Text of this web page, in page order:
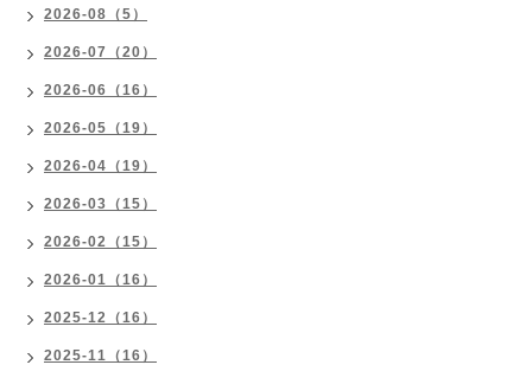
2026-08（5）
2026-07（20）
2026-06（16）
2026-05（19）
2026-04（19）
2026-03（15）
2026-02（15）
2026-01（16）
2025-12（16）
2025-11（16）